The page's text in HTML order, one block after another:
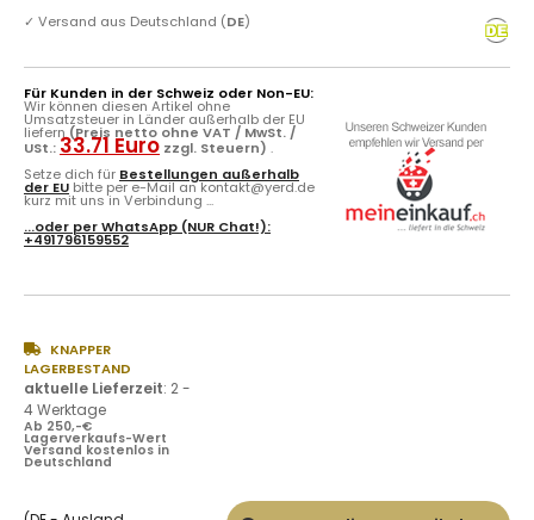
✓ Versand aus Deutschland (DE)
Für Kunden in der Schweiz oder Non-EU:
Wir können diesen Artikel ohne
Umsatzsteuer in Länder außerhalb der EU
liefern(Preis netto ohne VAT / MwSt. /
USt.: 33.71 Euro zzgl. Steuern) .
Setze dich für Bestellungen außerhalb
der EU bitte per e-Mail an kontakt@yerd.de
kurz mit uns in Verbindung ...
...oder perWhatsApp (NUR Chat!):
+491796159552
KNAPPER
LAGERBESTAND
aktuelle Lieferzeit: 2 -
4 Werktage
Ab 250,-€
Lagerverkaufs-Wert
Versand kostenlos in
Deutschland